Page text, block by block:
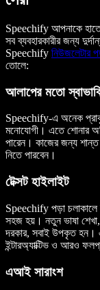
Speechify আপনাকে হাতে
সব ব্যবহারকারীর জন্য
Speechify নিউজলেটার
তোলে:
আলাপের মতো
Speechify-এ অনেক
মনোযোগী। এতে শোনার
পারেন। কাজের জন্য শান্ত
নিতে পারবেন।
টেক্সট হাইলাইট
Speechify পড়া চলাকালে
সহজ হয়। নতুন ভাষা শেখা,
দরকার, সবাই উপকৃত হন।
ইন্টারঅ্যাক্টিভ ও আরও
এআই সারাংশ